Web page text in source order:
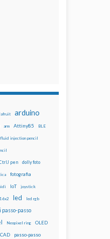
arduino
arm Attiny85 BLE
injection pencil
pen dolly foto
fotografia
IoT joystick
led led rgb
passo-passo
Neopixel ring OLED
passo-passo